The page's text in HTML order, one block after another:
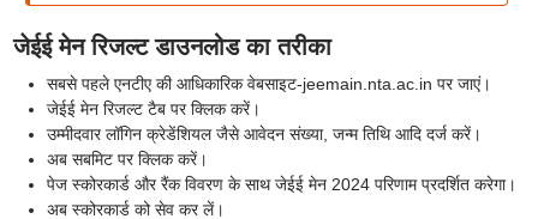
जेईई मेन रिजल्ट डाउनलोड का तरीका
सबसे पहले एनटीए की आधिकारिक वेबसाइट-jeemain.nta.ac.in पर जाएं।
जेईई मेन रिजल्ट टैब पर क्लिक करें।
उम्मीदवार लॉगिन क्रेडेंशियल जैसे आवेदन संख्या, जन्म तिथि आदि दर्ज करें।
अब सबमिट पर क्लिक करें।
पेज स्कोरकार्ड और रैंक विवरण के साथ जेईई मेन 2024 परिणाम प्रदर्शित करेगा।
अब स्कोरकार्ड को सेव कर लें।